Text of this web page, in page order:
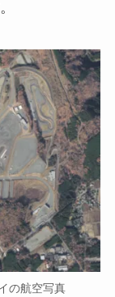
の航空写真